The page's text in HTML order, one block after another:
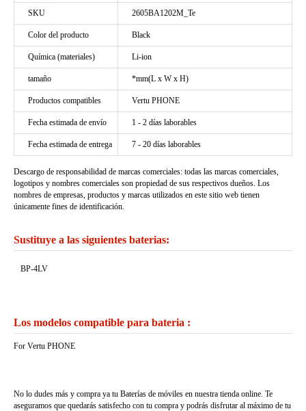
SKU 2605BA1202M_Te
Color del producto Black
Química (materiales) Li-ion
tamaño *mm(L x W x H)
Productos compatibles Vertu PHONE
Fecha estimada de envío 1 - 2 días laborables
Fecha estimada de entrega 7 - 20 días laborables
Descargo de responsabilidad de marcas comerciales: todas las marcas comerciales,
logotipos y nombres comerciales son propiedad de sus respectivos dueños. Los
nombres de empresas, productos y marcas utilizados en este sitio web tienen
únicamente fines de identificación.
Sustituye a las siguientes baterias:
BP-4LV
Los modelos compatible para bateria :
For Vertu PHONE
No lo dudes más y compra ya tu Baterías de móviles en nuestra tienda online. Te
aseguramos que quedarás satisfecho con tu compra y podrás disfrutar al máximo de tu